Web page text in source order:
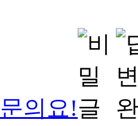
의요!